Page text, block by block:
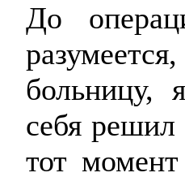
До
больницу,
себя
тот